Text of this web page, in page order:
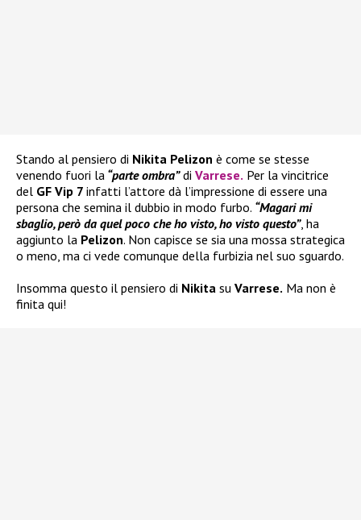
Stando al pensiero di Nikita Pelizon è come se stesse
venendo fuori la “parte ombra”di Varrese. Per la vincitrice
del GF Vip 7 infatti l’attore dà l’impressione di essere una
persona che semina il dubbio in modo furbo. “Magari mi
sbaglio, però da quel poco che ho visto, ho visto questo”, ha
aggiunto la Pelizon. Non capisce se sia una mossa strategica
o meno, ma ci vede comunque della furbizia nel suo sguardo.
Insomma questo il pensiero di Nikita su Varrese. Ma non è
finita qui!